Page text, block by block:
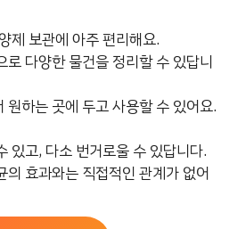
제 보관에 아주 편리해요.
로 다양한 물건을 정리할 수 있답니
원하는 곳에 두고 사용할 수 있어요.
있고, 다소 번거로울 수 있답니다.
의 효과와는 직접적인 관계가 없어